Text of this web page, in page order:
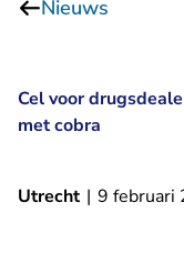
Nieuws
Cel voor
met cobra
Utrecht | 9 februari